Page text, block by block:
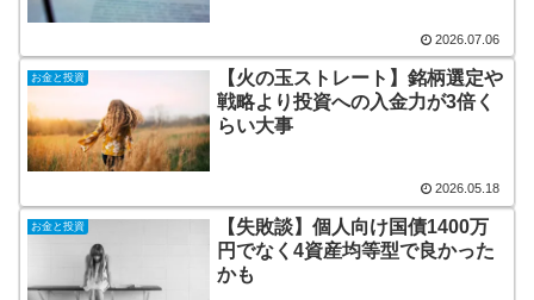
2026.07.06
お金と投資
【火の玉ストレート】銘柄選定や
戦略より投資への入金力が3倍く
らい大事
2026.05.18
お金と投資
【失敗談】個人向け国債1400万
円でなく4資産均等型で良かった
かも